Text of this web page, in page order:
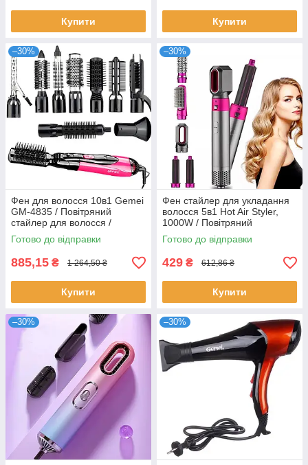
Купити Купити
–30%
Фен для волосся 10в1 Gemei
GM-4835 / Повітряний
стайлер для волосся /
Універсальний фен для
укладання
Готово до відправки
885,15 ₴ 1 264,50 ₴
Купити
–30%
Фен стайлер для укладання
волосся 5в1 Hot Air Styler,
1000W / Повітряний
мультистайлер для волосся /
Фен щітка
Готово до відправки
429 ₴ 612,86 ₴
Купити
–30% –30%